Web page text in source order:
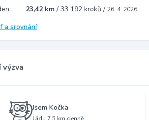
23,42 km / 33 192 kroků / 26. 4. 2026
a srovnání
výzva
Jsem Kočka
Ujdu 7.5 km denně